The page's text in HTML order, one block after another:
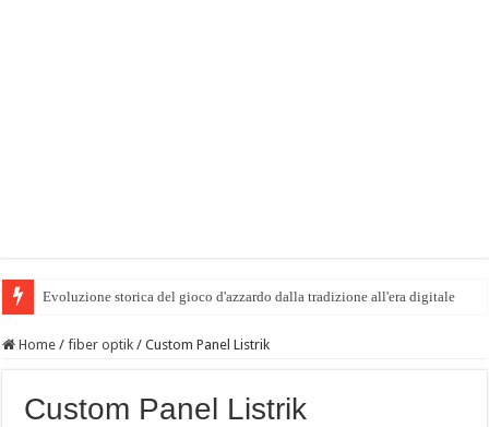
Evoluzione storica del gioco d'azzardo dalla tradizione all'era digitale
Home / fiber optik / Custom Panel Listrik
Custom Panel Listrik